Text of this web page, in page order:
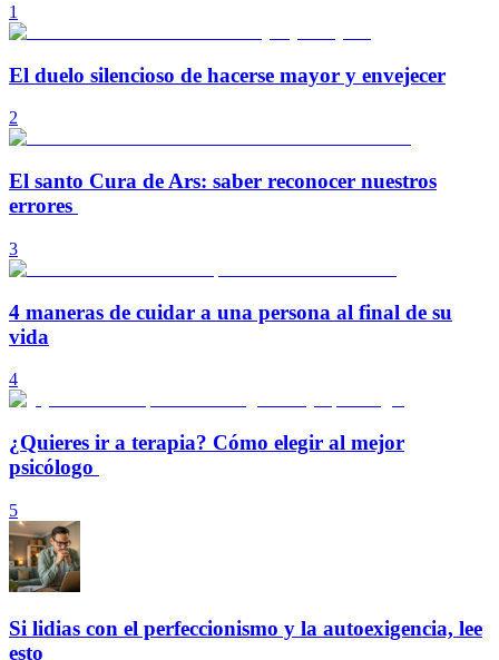
1
El duelo silencioso de hacerse mayor y envejecer
2
El santo Cura de Ars: saber reconocer nuestros
errores
3
4 maneras de cuidar a una persona al final de su
vida
4
¿Quieres ir a terapia? Cómo elegir al mejor
psicólogo
5
Si lidias con el perfeccionismo y la autoexigencia, lee
esto